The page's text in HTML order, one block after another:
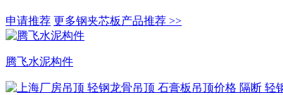
申请推荐 更多钢夹芯板产品推荐 >>
腾飞水泥构件